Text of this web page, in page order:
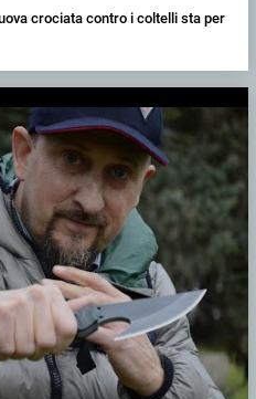
crociata contro i coltelli sta per